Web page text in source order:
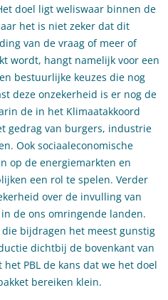
doel ligt weliswaar binnen de
het is niet zeker dat dit
van de vraag of meer of
wordt, hangt namelijk voor een
bestuurlijke keuzes die nog
deze onzekerheid is er nog de
de in het Klimaatakkoord
gedrag van burgers, industrie
Ook sociaaleconomische
op de energiemarkten en
een rol te spelen. Verder
over de invulling van
de ons omringende landen.
bijdragen het meest gunstig
dichtbij de bovenkant van
PBL de kans dat we het doel
bereiken klein.